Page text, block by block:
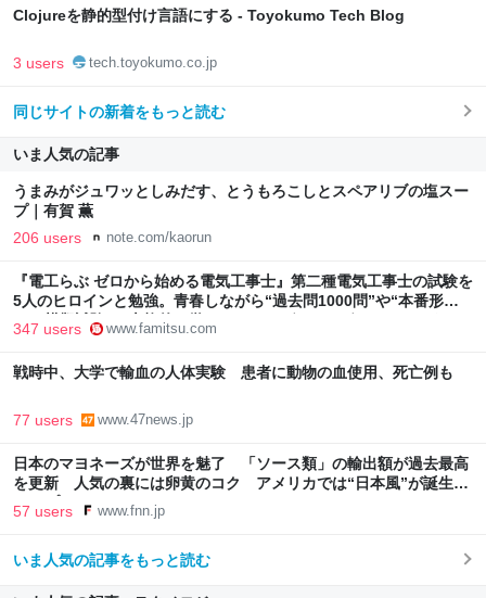
Clojureを静的型付け言語にする - Toyokumo Tech Blog
3 users tech.toyokumo.co.jp
同じサイトの新着をもっと読む
いま人気の記事
うまみがジュワッとしみだす、とうもろこしとスペアリブの塩スー
プ｜有賀 薫
206 users note.com/kaorun
『電工らぶ ゼロから始める電気工事士』第二種電気工事士の試験を
5人のヒロインと勉強。青春しながら“過去問1000問”や“本番形式
CBT模擬試験”で本格的に学べるノベルゲーム | ゲーム・エンタメ
最新情報のファミ通.com
347 users www.famitsu.com
戦時中、大学で輸血の人体実験 患者に動物の血使用、死亡例も
77 users www.47news.jp
日本のマヨネーズが世界を魅了 「ソース類」の輸出額が過去最高
を更新 人気の裏には卵黄のコク アメリカでは“日本風”が誕生｜
FNNプライムオンライン
57 users www.fnn.jp
いま人気の記事をもっと読む